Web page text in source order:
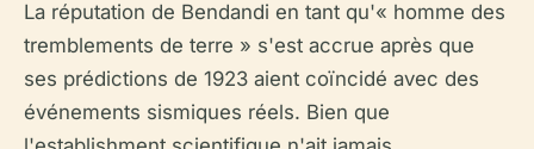
La réputation de Bendandi en tant qu'« homme des
tremblements de terre » s'est accrue après que
ses prédictions de 1923 aient coïncidé avec des
événements sismiques réels. Bien que